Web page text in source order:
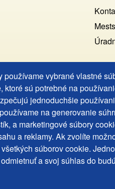
vybrané vlastné
ktoré sú potrebné na
jednoduchšie
na generovanie
a marketingové súbory
a reklamy. Ak zvolíte
súborov cookie.
a svoj súhlas do
web